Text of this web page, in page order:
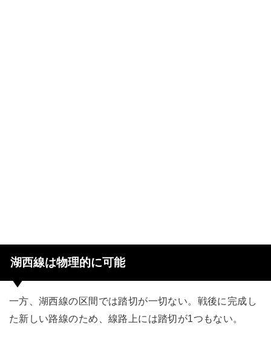
湖西線は物理的に可能
一方、湖西線の区間では踏切が一切ない。戦後に完成し
た新しい路線のため、線路上には踏切が1つもない。